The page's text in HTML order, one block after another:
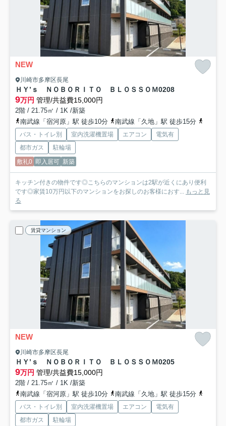
NEW
川崎市多摩区長尾
ＨＹ’ｓ ＮＯＢＯＲＩＴＯ ＢＬＯＳＳＯＭ0208
9万円 管理/共益費15,000円
2階 / 21.75㎡ / 1K /新築
南武線「宿河原」駅 徒歩10分
南武線「久地」駅 徒歩15分
バス・トイレ別 室内洗濯機置場 エアコン
電気有
都市ガス
駐輪場
敷礼0 即入居可 新築
キッチン付きの物件です◎こちらのマンションは2駅が近くにあり便利
です◎家賃10万円以下のマンションをお探しのお客様におす...
もっと見
る
賃貸マンション
NEW
川崎市多摩区長尾
ＨＹ’ｓ ＮＯＢＯＲＩＴＯ ＢＬＯＳＳＯＭ0205
9万円 管理/共益費15,000円
2階 / 21.75㎡ / 1K /新築
南武線「宿河原」駅 徒歩10分
南武線「久地」駅 徒歩15分
バス・トイレ別 室内洗濯機置場 エアコン
電気有
都市ガス
駐輪場